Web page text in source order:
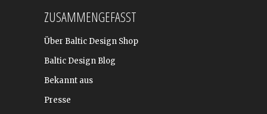
ZUSAMMENGEFASST
Über Baltic Design Shop
Baltic Design Blog
Bekannt aus
Presse